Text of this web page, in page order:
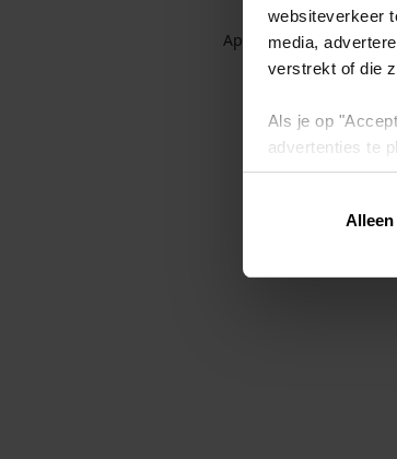
websiteverkeer
media,
verstrekt of die
Als je op
advertenties te
Via "Cookie
intrekken op
Application error: a